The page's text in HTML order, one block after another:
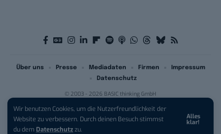
Wir benutzen Cookies, um die Nutzerfreundlichkeit der
Website zu verbessern. Durch deinen Besuch stimmst
du dem Datenschutzzu.
Alles
klar!
© 2003 - 2026 BASIC thinking GmbH
Über uns Presse Mediadaten Firmen
Impressum
Datenschutz
iPhone 17 Pro sichern:Für 1 € +
200 € Hardware-Bonus!